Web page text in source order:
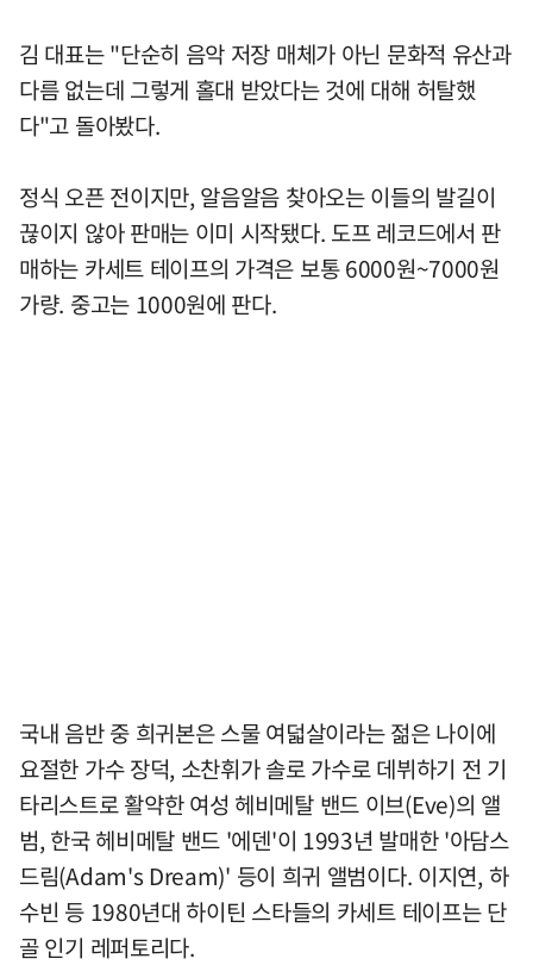
김 대표는 "단순히 음악 저장 매체가 아닌 문화적 유산과
다름 없는데 그렇게 홀대 받았다는 것에 대해 허탈했
다"고 돌아봤다.
정식 오픈 전이지만, 알음알음 찾아오는 이들의 발길이
끊이지 않아 판매는 이미 시작됐다. 도프 레코드에서 판
매하는 카세트 테이프의 가격은 보통 6000원~7000원
가량. 중고는 1000원에 판다.
국내 음반 중 희귀본은 스물 여덟살이라는 젊은 나이에
요절한 가수 장덕, 소찬휘가 솔로 가수로 데뷔하기 전 기
타리스트로 활약한 여성 헤비메탈 밴드 이브(Eve)의 앨
범, 한국 헤비메탈 밴드 '에덴'이 1993년 발매한 '아담스
드림(Adam's Dream)' 등이 희귀 앨범이다. 이지연, 하
수빈 등 1980년대 하이틴 스타들의 카세트 테이프는 단
골 인기 레퍼토리다.